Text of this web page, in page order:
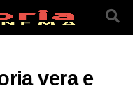
vera e